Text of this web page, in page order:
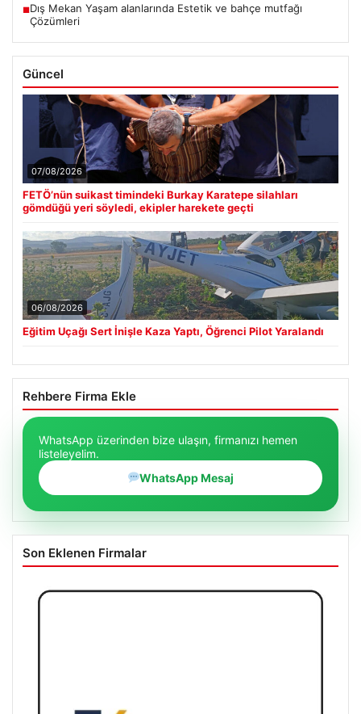
■Dış Mekan Yaşam alanlarında Estetik ve bahçe mutfağı
Çözümleri
Güncel
07/08/2026
FETÖ’nün suikast timindeki Burkay Karatepe silahları
gömdüğü yeri söyledi, ekipler harekete geçti
06/08/2026
Eğitim Uçağı Sert İnişle Kaza Yaptı, Öğrenci Pilot Yaralandı
Rehbere Firma Ekle
WhatsApp üzerinden bize ulaşın, firmanızı hemen
listeleyelim.
WhatsApp Mesaj
Son Eklenen Firmalar